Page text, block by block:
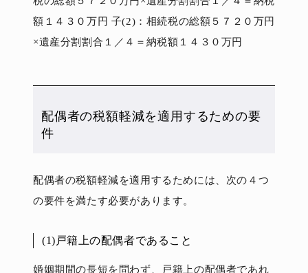
額１４３０万円 子(2)：相続税の総額５７２０万円
×遺産分割割合１／４＝納税額１４３０万円
配偶者の税額軽減を適用するための要
件
配偶者の税額軽減を適用するためには、次の４つ
の要件を満たす必要があります。
(1)戸籍上の配偶者であること
婚姻期間の長短を問わず、戸籍上の配偶者であれ